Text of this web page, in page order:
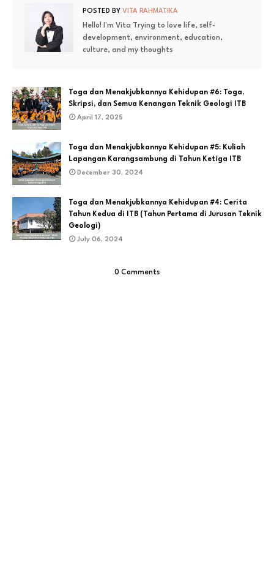
POSTED BY VITA RAHMATIKA
Hello! I'm Vita Trying to love life, self-
development, environment, education,
culture, and my thoughts
Toga dan Menakjubkannya Kehidupan #6: Toga,
Skripsi, dan Semua Kenangan Teknik Geologi ITB
April 17, 2025
Toga dan Menakjubkannya Kehidupan #5: Kuliah
Lapangan Karangsambung di Tahun Ketiga ITB
December 30, 2024
Toga dan Menakjubkannya Kehidupan #4: Cerita
Tahun Kedua di ITB (Tahun Pertama di Jurusan Teknik
Geologi)
July 06, 2024
0 Comments